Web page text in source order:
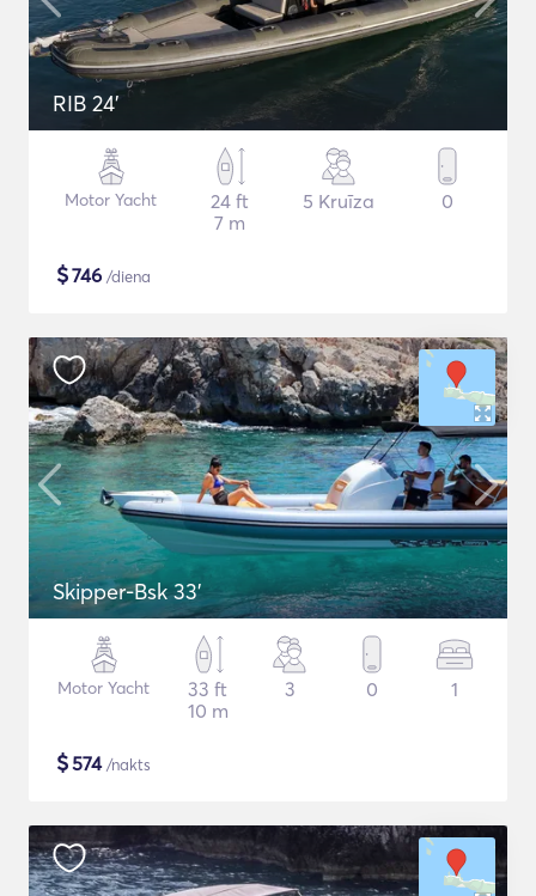
RIB 24'
Motor Yacht
24 ft
7 m
5 Kruīza 0
$746 /diena
Skipper-Bsk 33'
Motor Yacht
33 ft
10 m
3 0 1
$574/nakts